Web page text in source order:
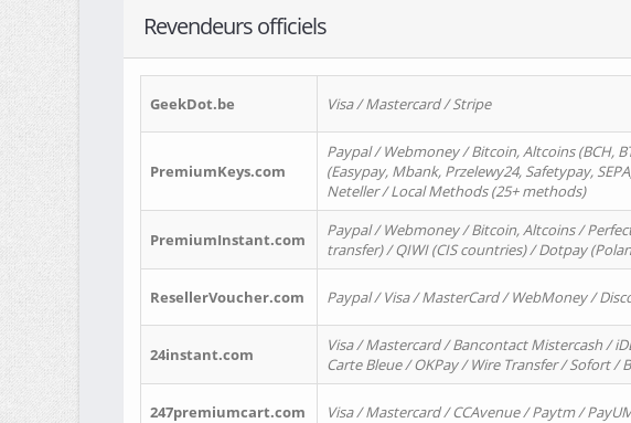
Revendeurs officiels
GeekDot.be Visa / Mastercard / Stripe
PremiumKeys.com
Paypal / Webmoney / Bitcoin, Altcoins (BCH,
(Easypay, Mbank, Przelewy24, Safetypay,
Neteller / Local Methods (25+ methods)
PremiumInstant.com
Paypal / Webmoney / Bitcoin, Altcoins /
transfer) / QIWI (CIS countries) / Dotpay
ResellerVoucher.com Paypal / Visa / MasterCard / WebMoney /
24instant.com
Visa / Mastercard / Bancontact Mistercash /
Carte Bleue / OKPay / Wire Transfer / Sofort /
247premiumcart.com Visa / Mastercard / CCAvenue / Paytm /